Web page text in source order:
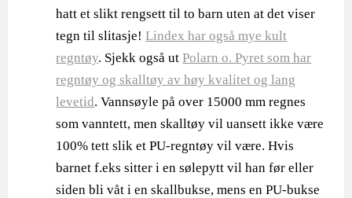
hatt et slikt rengsett til to barn uten at det viser
tegn til slitasje!Lindex har også mye kult
regntøy. Sjekk også utPolarn o. Pyret som har
regntøy og skalltøy av høy kvalitet og lang
levetid. Vannsøyle på over 15000 mm regnes
som vanntett, men skalltøy vil uansett ikke være
100% tett slik et PU-regntøy vil være. Hvis
barnet f.eks sitter i en sølepytt vil han før eller
siden bli våt i en skallbukse, mens en PU-bukse